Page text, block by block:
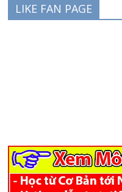
LIKE FAN PAGE